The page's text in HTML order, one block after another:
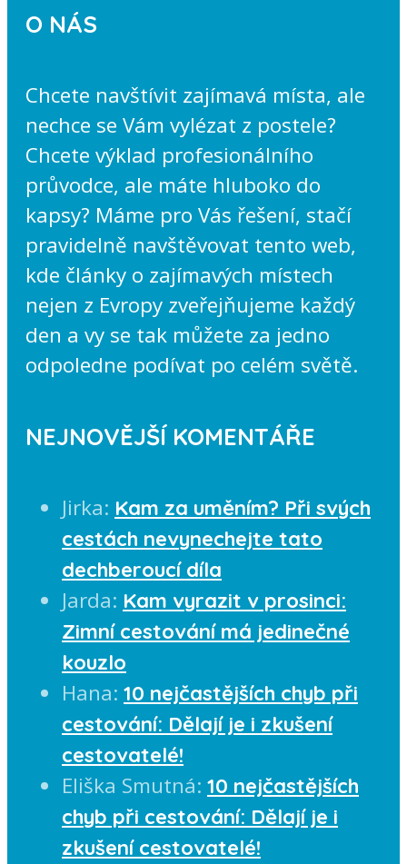
O NÁS
Chcete navštívit zajímavá místa, ale
nechce se Vám vylézat z postele?
Chcete výklad profesionálního
průvodce, ale máte hluboko do
kapsy? Máme pro Vás řešení, stačí
pravidelně navštěvovat tento web,
kde články o zajímavých místech
nejen z Evropy zveřejňujeme každý
den a vy se tak můžete za jedno
odpoledne podívat po celém světě.
NEJNOVĚJŠÍ KOMENTÁŘE
Jirka: Kam za uměním? Při svých
cestách nevynechejte tato
dechberoucí díla
Jarda: Kam vyrazit v prosinci:
Zimní cestování má jedinečné
kouzlo
Hana: 10 nejčastějších chyb při
cestování: Dělají je i zkušení
cestovatelé!
Eliška Smutná: 10 nejčastějších
chyb při cestování: Dělají je i
zkušení cestovatelé!